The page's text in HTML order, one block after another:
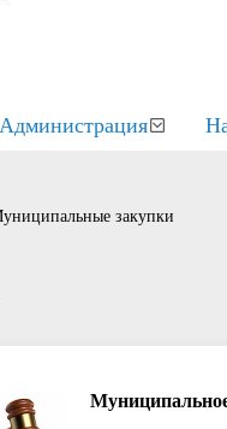
Администрация
закупки